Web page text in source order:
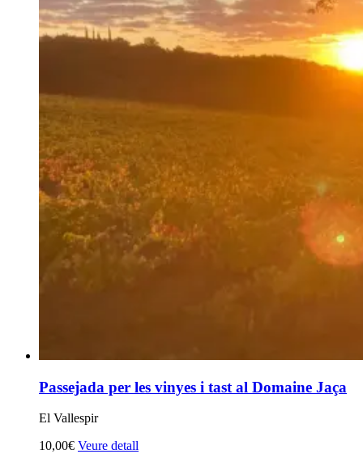
Passejada per les vinyes i tast al Domaine Jaça
El Vallespir
10,00€ Veure detall